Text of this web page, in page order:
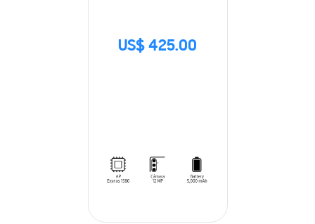
US$ 425.00